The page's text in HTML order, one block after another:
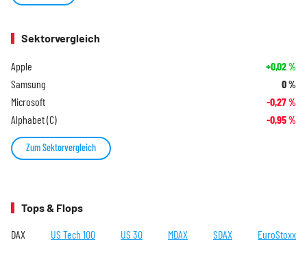
Sektorvergleich
Apple +0,02%
Samsung 0%
Microsoft -0,27%
Alphabet (C) -0,95%
Zum Sektorvergleich
Tops & Flops
DAX US Tech 100 US 30 MDAX SDAX EuroStoxx